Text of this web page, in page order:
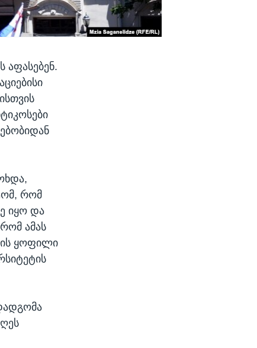
აფასებენ.
რომ
იყო და
ამას
ყოფილი